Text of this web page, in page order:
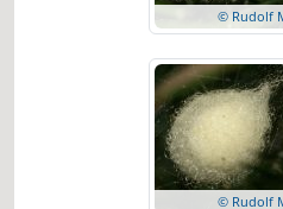
© Rudolf
© Rudolf